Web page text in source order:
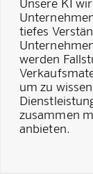
tiefes
werden
um zu
zusammen
anbieten.